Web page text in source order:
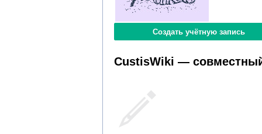
CustisWiki —